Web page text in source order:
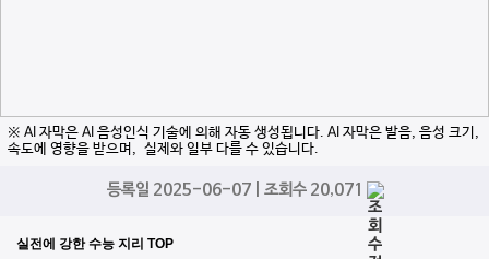
※ AI 자막은 AI 음성인식 기술에 의해 자동 생성됩니다. AI 자막은 발음, 음성 크기,
속도에 영향을 받으며, 실제와 일부 다를 수 있습니다.
등록일 2025-06-07 | 조회수 20,071
실전에 강한 수능 지리 TOP